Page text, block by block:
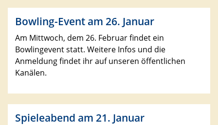
Bowling-Event am 26. Januar
Am Mittwoch, dem 26. Februar findet ein
Bowlingevent statt. Weitere Infos und die
Anmeldung findet ihr auf unseren öffentlichen
Kanälen.
Spieleabend am 21. Januar